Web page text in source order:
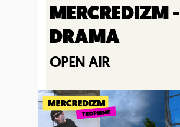
MERCREDIZM -
DRAMA
OPEN AIR